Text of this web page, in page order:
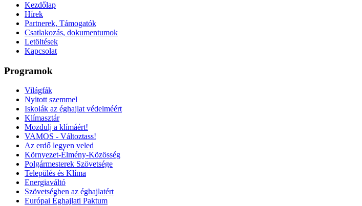
Kezdőlap
Hírek
Partnerek, Támogatók
Csatlakozás, dokumentumok
Letöltések
Kapcsolat
Programok
Világfák
Nyitott szemmel
Iskolák az éghajlat védelméért
Klímasztár
Mozdulj a klímáért!
VAMOS - Változtass!
Az erdő legyen veled
Környezet-Élmény-Közösség
Polgármesterek Szövetsége
Település és Klíma
Energiaváltó
Szövetségben az éghajlatért
Európai Éghajlati Paktum